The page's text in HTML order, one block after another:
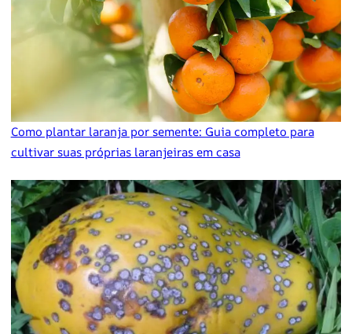
Como plantar laranja por semente: Guia completo para
cultivar suas próprias laranjeiras em casa